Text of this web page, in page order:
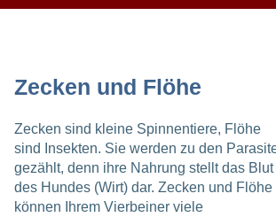
Zecken und Flöhe
Zecken sind kleine Spinnentiere, Flöhe
sind Insekten. Sie werden zu den
gezählt, denn ihre Nahrung stellt das Blut
des Hundes (Wirt) dar. Zecken und Flöhe
können Ihrem Vierbeiner viele